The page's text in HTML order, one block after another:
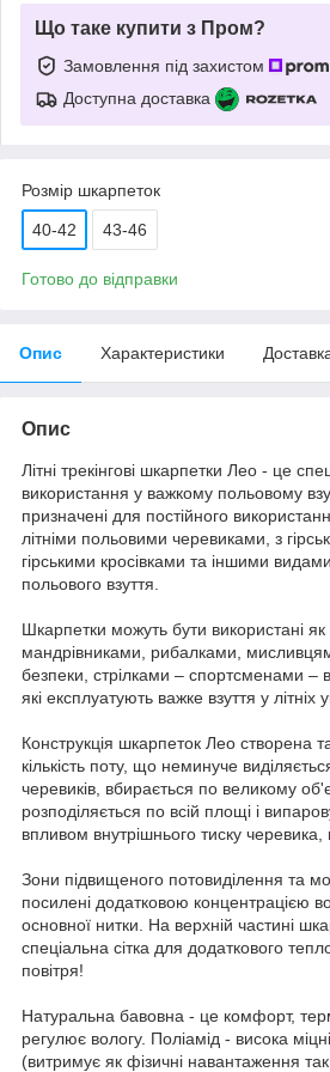
Що таке купити з Пром?
Замовлення під захистом
Доступна доставка
Розмір шкарпеток
40-42 43-46
Готово до відправки
Опис Характеристики
Опис
Літні трекінгові шкарпетки Лео - це
використання у важкому польовому
призначені для постійного
літніми польовими черевиками, з
гірськими кросівками та іншими
польового взуття.
Шкарпетки можуть бути використані як
мандрівниками, рибалками,
безпеки, стрілками – спортсменами –
які експлуатують важке взуття у літніх
Конструкція шкарпеток Лео створена
кількість поту, що неминуче
черевиків, вбирається по великому
розподіляється по всій площі і
впливом внутрішнього тиску
Зони підвищеного потовиділення та
посилені додатковою концентрацією
основної нитки. На верхній частині
спеціальна сітка для додаткового
повітря!
Натуральна бавовна - це комфорт,
регулює вологу. Поліамід - висока
(витримує як фізичні навантаження